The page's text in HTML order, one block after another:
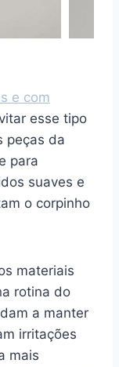
e com
esse tipo
peças da
para
suaves e
o corpinho
materiais
rotina do
a manter
irritações
mais